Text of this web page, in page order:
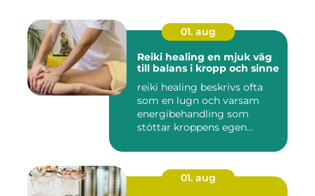
01. aug
Reiki healing en mjuk väg
till balans i kropp och sinne
reiki healing beskrivs ofta
som en lugn och varsam
energibehandling som
stöttar kroppens egen
01. aug